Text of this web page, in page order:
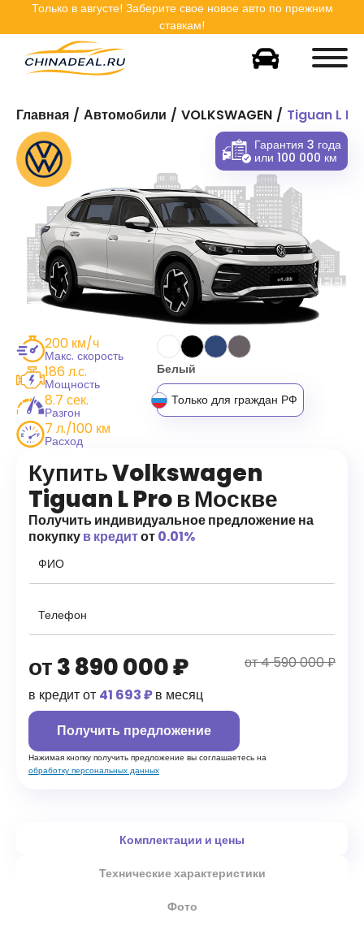
Только в августе! Заберите свое новое авто по прежним
ставкам!
Главная Автомобили VOLKSWAGEN Tiguan L
Купить Volkswagen
Tiguan L Pro в Москве
Получить индивидуальное предложение на
покупкув кредитот0.01%
от3 890 000₽
от 4 590 000 ₽
в кредит от 41 693 ₽в месяц
Получить предложение
Нажимая кнопку получить предложение вы соглашаетесь на
обработку персональных данных
Гарантия 3 года
или 100 000 км
200 км/ч
Макс. скорость
186 л.с.
Мощность
8.7 сек.
Разгон
7 л./100 км
Расход
Белый
Только для граждан РФ
Комплектации и цены
Технические характеристики
Фото